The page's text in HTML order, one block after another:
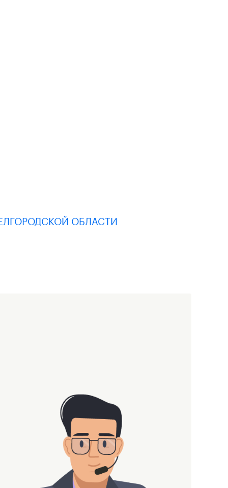
ОБЛАСТИ